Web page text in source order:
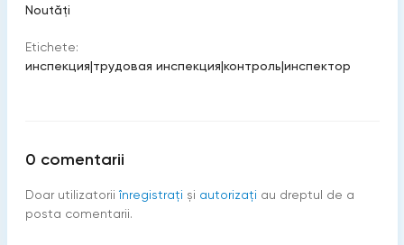
Noutăți
Etichete:
инспекция|трудовая инспекция|контроль|инспектор
0 comentarii
Doar utilizatorii înregistraţi şi autorizați au dreptul de a
posta comentarii.